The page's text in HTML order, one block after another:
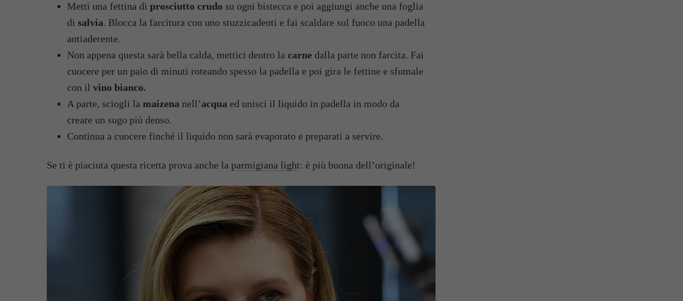
Metti una fettina di prosciutto crudo su ogni bistecca e poi aggiungi anche una foglia
di salvia. Blocca la farcitura con uno stuzzicadenti e fai scaldare sul fuoco una padella
antiaderente.
Non appena questa sarà bella calda, mettici dentro la carne dalla parte non farcita. Fai
cuocere per un paio di minuti roteando spesso la padella e poi gira le fettine e sfumale
con il vino bianco.
A parte, sciogli la maizena nell’acqua ed unisci il liquido in padella in modo da
creare un sugo più denso.
Continua a cuocere finché il liquido non sarà evaporato e preparati a servire.
Se ti è piaciuta questa ricetta prova anche la parmigiana light: è più buona dell’originale!